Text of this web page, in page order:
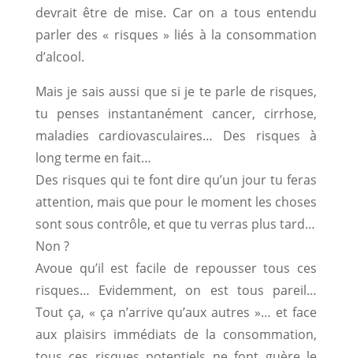
devrait être de mise. Car on a tous entendu
parler des « risques » liés à la consommation
d’alcool.
Mais je sais aussi que si je te parle de risques,
tu penses instantanément cancer, cirrhose,
maladies cardiovasculaires… Des risques à
long terme en fait…
Des risques qui te font dire qu’un jour tu feras
attention, mais que pour le moment les choses
sont sous contrôle, et que tu verras plus tard…
Non ?
Avoue qu’il est facile de repousser tous ces
risques… Evidemment, on est tous pareil…
Tout ça, « ça n’arrive qu’aux autres »… et face
aux plaisirs immédiats de la consommation,